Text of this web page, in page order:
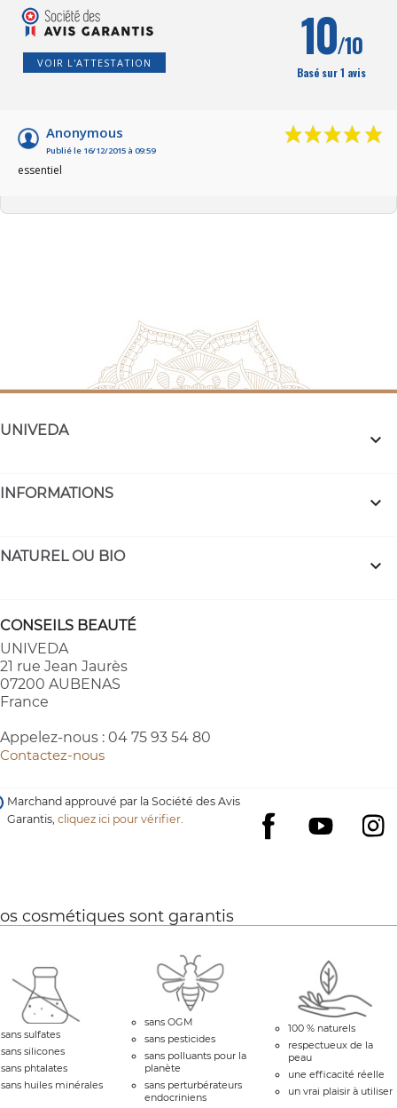
VOIR L'ATTESTATION 10/10
Basé sur 1 avis
Anonymous
Publié le 16/12/2015 à 09:59
essentiel
UNIVEDA 
INFORMATIONS 
NATUREL OU BIO 
CONSEILS BEAUTÉ
UNIVEDA
21 rue Jean Jaurès
07200 AUBENAS
France
Appelez-nous : 04 75 93 54 80
Contactez-nous
Facebook
YouTube
Marchand approuvé par la Société des Avis
Garantis,cliquez ici pour vérifier.
cosmétiques sont garantis
sans sulfates
sans silicones
sans phtalates
sans huiles minérales
sans OGM
sans pesticides
sans polluants pour la
planète
sans perturbérateurs
endocriniens
100 % naturels
respectueux de la
peau
une efficacité réelle
un vrai plaisir à utiliser